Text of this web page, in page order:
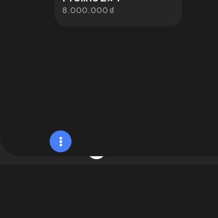
8.000.000₫
Hoàng sao